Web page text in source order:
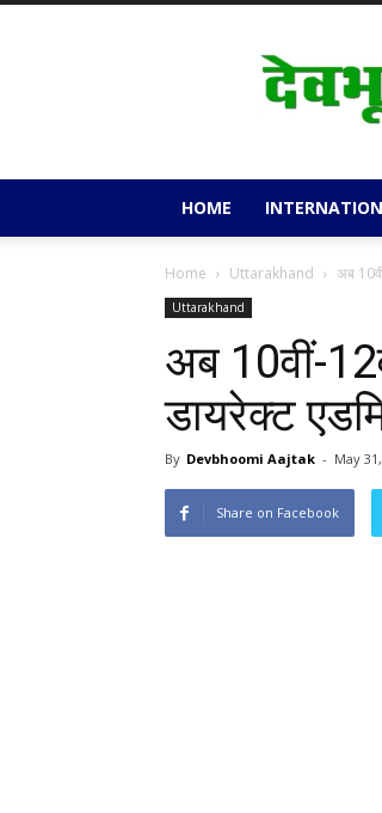
Devbhoomi
Aajtak
HOME
Home Uttarakhand अब
Uttarakhand
अब 10वीं-
डायरेक्ट
By Devbhoomi Aajtak - May
Share on Facebook